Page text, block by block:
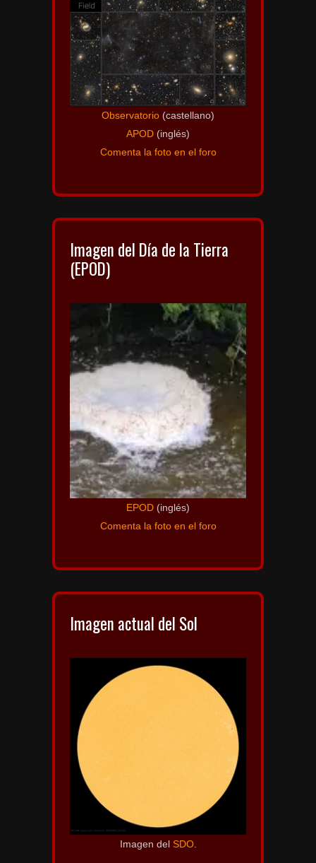
Observatorio (castellano)
APOD (inglés)
Comenta la foto en el foro
Imagen del Día de la Tierra
(EPOD)
EPOD (inglés)
Comenta la foto en el foro
Imagen actual del Sol
Imagen del SDO.